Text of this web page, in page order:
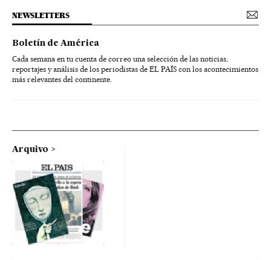
NEWSLETTERS
Boletín de América
Cada semana en tu cuenta de correo una selección de las noticias,
reportajes y análisis de los periodistas de EL PAÍS con los acontecimientos
más relevantes del continente.
Arquivo